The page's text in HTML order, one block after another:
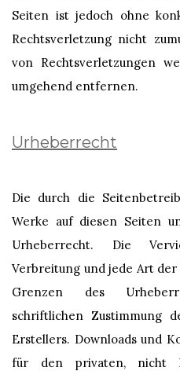
Seiten ist jedoch ohne
Rechtsverletzung nicht
von Rechtsverletzungen
umgehend entfernen.
Urheberrecht
Die durch die
Werke auf diesen Seiten
Urheberrecht. Die
Verbreitung und jede Art
Grenzen des
schriftlichen Zustimmung
Erstellers. Downloads und
für den privaten, nicht